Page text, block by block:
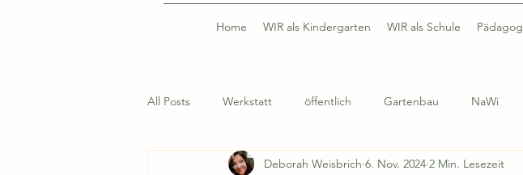
Home WIR als Kindergarten WIR als Schule
All Posts Werkstatt öffentlich Gartenbau NaWi
Deborah Weisbrich 6. Nov. 2024 2 Min. Lesezeit